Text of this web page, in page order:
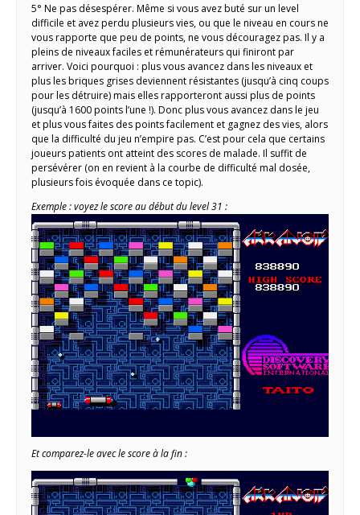
5° Ne pas désespérer. Même si vous avez buté sur un level
difficile et avez perdu plusieurs vies, ou que le niveau en cours ne
vous rapporte que peu de points, ne vous découragez pas. Il y a
pleins de niveaux faciles et rémunérateurs qui finiront par
arriver. Voici pourquoi : plus vous avancez dans les niveaux et
plus les briques grises deviennent résistantes (jusqu’à cinq coups
pour les détruire) mais elles rapporteront aussi plus de points
(jusqu’à 1600 points l’une !). Donc plus vous avancez dans le jeu
et plus vous faites des points facilement et gagnez des vies, alors
que la difficulté du jeu n’empire pas. C’est pour cela que certains
joueurs patients ont atteint des scores de malade. Il suffit de
persévérer (on en revient à la courbe de difficulté mal dosée,
plusieurs fois évoquée dans ce topic).
Exemple : voyez le score au début du level 31 :
Et comparez-le avec le score à la fin :